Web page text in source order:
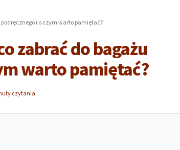
i o czym warto pamiętać?
zabrać do bagażu
warto pamiętać?
czytania